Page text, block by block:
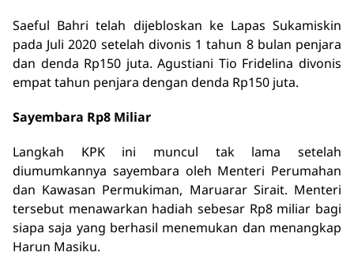
Saeful Bahri telah dijebloskan ke Lapas Sukamiskin
pada Juli 2020 setelah divonis 1 tahun 8 bulan penjara
dan denda Rp150 juta. Agustiani Tio Fridelina divonis
empat tahun penjara dengan denda Rp150 juta.
Sayembara Rp8 Miliar
Langkah KPK ini muncul tak lama setelah
diumumkannya sayembara oleh Menteri Perumahan
dan Kawasan Permukiman, Maruarar Sirait. Menteri
tersebut menawarkan hadiah sebesar Rp8 miliar bagi
siapa saja yang berhasil menemukan dan menangkap
Harun Masiku.